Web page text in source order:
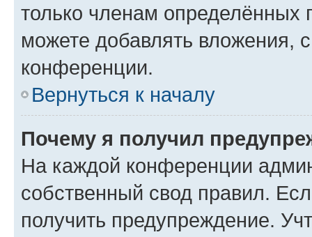
только членам определённых
можете добавлять вложения,
конференции.
Вернуться к началу
Почему я получил
На каждой конференции
собственный свод правил.
получить предупреждение.